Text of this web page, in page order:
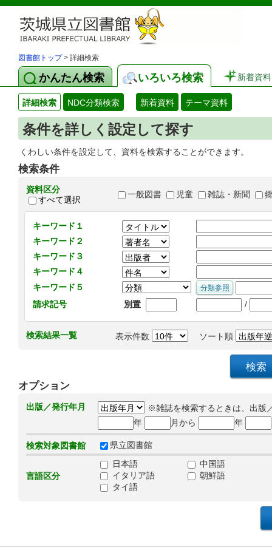
図書館トップ> 詳細検索
かんたん検索 いろいろ検索 新着資料
詳細検索 NDC分類検索 新着資料 テーマ資料
条件を詳しく設定して探す
くわしい条件を設定して、資料を検索することができます。
検索条件
資料区分
すべて選択
一般図書 児童 雑誌・新聞
キーワード１
キーワード２
キーワード３
キーワード４
キーワード５
請求記号
別置 /
検索結果一覧 表示件数 ソート順
オプション
出版／発行年月
※雑誌を検索するときは、出版
年
月から 年
検索対象図書館 県立図書館
言語区分
日本語
中国語
イタリア語
朝鮮語
タイ語